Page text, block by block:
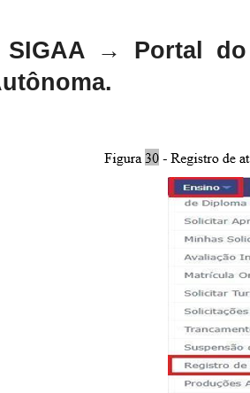
SIGAA → Portal